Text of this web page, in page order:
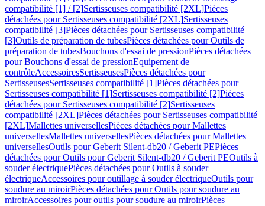
compatibilité [1] / [2]Sertisseuses compatibilité [2XL]Pièces
détachées pour Sertisseuses compatibilité [2XL]Sertisseuses
compatibilité [3]Pièces détachées pour Sertisseuses compatibilité
[3]Outils de préparation de tubesPièces détachées pour Outils de
préparation de tubesBouchons d'essai de pressionPièces détachées
pour Bouchons d'essai de pressionEquipement de
contrôleAccessoiresSertisseusesPièces détachées pour
SertisseusesSertisseuses compatibilité [1]Pièces détachées pour
Sertisseuses compatibilité [1]Sertisseuses compatibilité [2]Pièces
détachées pour Sertisseuses compatibilité [2]Sertisseuses
compatibilité [2XL]Pièces détachées pour Sertisseuses compatibilité
[2XL]Mallettes universellesPièces détachées pour Mallettes
universellesMallettes universellesPièces détachées pour Mallettes
universellesOutils pour Geberit Silent-db20 / Geberit PEPièces
détachées pour Outils pour Geberit Silent-db20 / Geberit PEOutils à
souder électriquePièces détachées pour Outils à souder
électriqueAccessoires pour outillage à souder électriqueOutils pour
soudure au miroirPièces détachées pour Outils pour soudure au
miroirAccessoires pour outils pour soudure au miroirPièces